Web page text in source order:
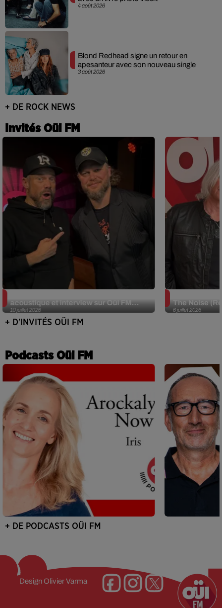
4 août 2026
3 août 2026
Blond Redhead signe un retour en
apesanteur avec son nouveau single
+ DE ROCK NEWS
Invités Oüi FM
10 juillet 2026
acoustique et interview sur Oüi FM...
6 juillet 2026
The Noise
+ D'INVITÉS OÜI FM
Podcasts Oüi FM
+ DE PODCASTS OÜI FM
Design Olivier Varma